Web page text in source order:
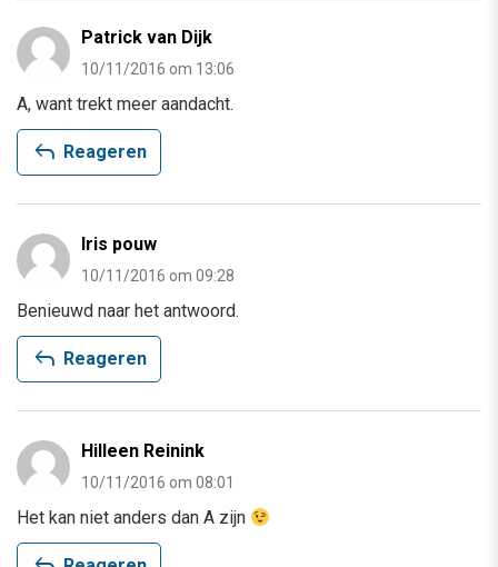
Patrick van Dijk
10/11/2016 om 13:06
A, want trekt meer aandacht.
reply Reageren
Iris pouw
10/11/2016 om 09:28
Benieuwd naar het antwoord.
reply Reageren
Hilleen Reinink
10/11/2016 om 08:01
Het kan niet anders dan A zijn